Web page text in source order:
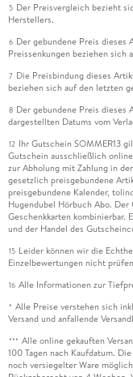
5 Der Preisvergleich bezieht
Herstellers.
6 Der gebundene Preis dieses
Preissenkungen beziehen sich
7 Die Preisbindung dieses
beziehen sich auf den letzten
8 Der gebundene Preis dieses
dargestellten Datums vom
12 Ihr Gutschein SOMMER13
Gutschein ausschließlich
zur Abholung mit Zahlung in
gesetzlich preisgebundene
preisgebundene Kalender,
Hugendubel Hörbuch Abo.
Geschenkkarten kombinierbar.
und der Handel des
15 Leider können wir die
Einzelbewertungen nicht
16 Alle Informationen zur
* Alle Preise verstehen sich
Versand und anfallende
*** Alle online gekauften
100 Tagen nach Kaufdatum.
noch versiegelter Ware